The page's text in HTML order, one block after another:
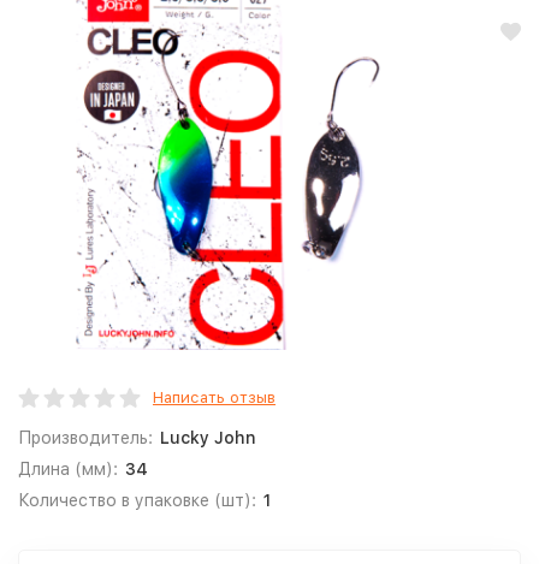
Написать отзыв
Производитель: Lucky John
Длина (мм): 34
Количество в упаковке (шт): 1